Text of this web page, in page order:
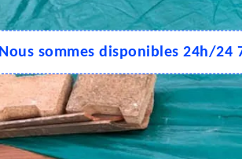
Nous sommes disponibles 24h/24